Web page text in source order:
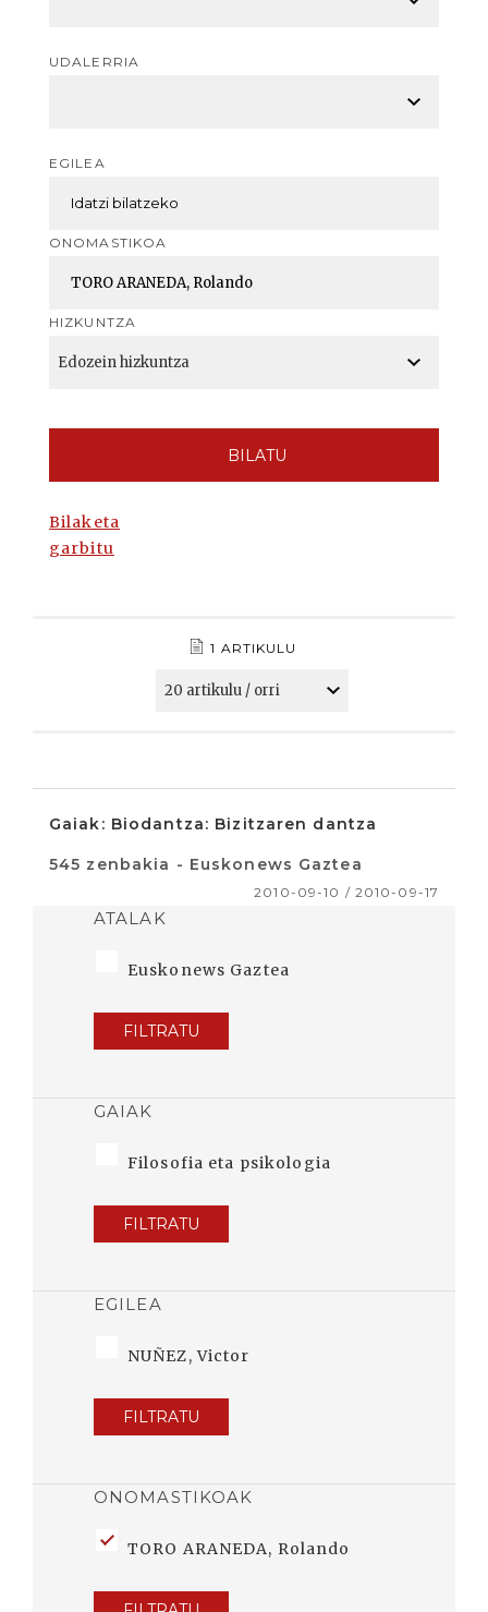
UDALERRIA
EGILEA
ONOMASTIKOA
HIZKUNTZA
BILATU
Bilaketa
garbitu
1 ARTIKULU
Gaiak: Biodantza: Bizitzaren dantza
545 zenbakia - Euskonews Gaztea
2010-09-10 / 2010-09-17
ATALAK
Euskonews Gaztea
FILTRATU
GAIAK
Filosofia eta psikologia
FILTRATU
EGILEA
NUÑEZ, Victor
FILTRATU
ONOMASTIKOAK
TORO ARANEDA, Rolando